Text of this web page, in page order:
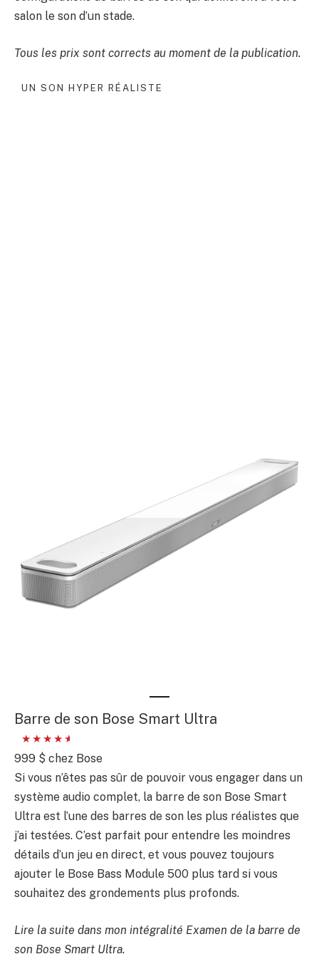
salon le son d’un stade.
Tous les prix sont corrects au moment de la publication.
UN SON HYPER RÉALISTE
Barre de son Bose Smart Ultra
999 $ chez Bose
Si vous n’êtes pas sûr de pouvoir vous engager dans un
système audio complet, la barre de son Bose Smart
Ultra est l’une des barres de son les plus réalistes que
j’ai testées. C’est parfait pour entendre les moindres
détails d’un jeu en direct, et vous pouvez toujours
ajouter le Bose Bass Module 500 plus tard si vous
souhaitez des grondements plus profonds.
Lire la suite dans mon intégralité Examen de la barre de
son Bose Smart Ultra.